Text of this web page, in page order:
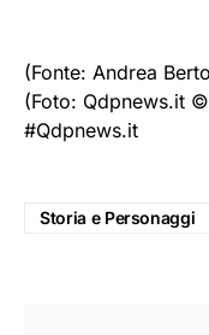
(Fonte: Andrea
(Foto: Qdpnews.it
#Qdpnews.it
Storia e Personaggi